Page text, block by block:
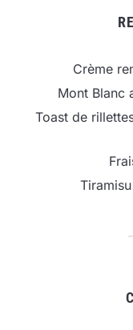
Crème
Mont Blanc
Toast de